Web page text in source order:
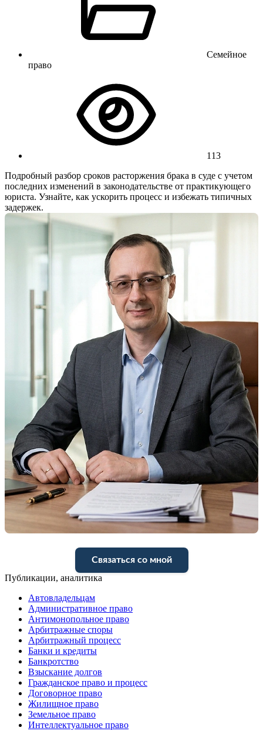
Семейное
право
113
Подробный разбор сроков расторжения брака в суде с учетом
последних изменений в законодательстве от практикующего
юриста. Узнайте, как ускорить процесс и избежать типичных
задержек.
Связаться со мной
Публикации, аналитика
Автовладельцам
Административное право
Антимонопольное право
Арбитражные споры
Арбитражный процесс
Банки и кредиты
Банкротство
Взыскание долгов
Гражданское право и процесс
Договорное право
Жилищное право
Земельное право
Интеллектуальное право